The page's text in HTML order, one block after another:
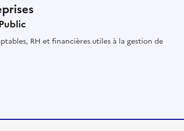
RH et financières utiles à la gestion de